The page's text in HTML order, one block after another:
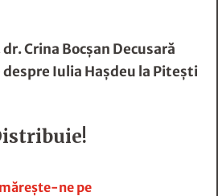
Crina Bocşan Decusară
Iulia Haşdeu la Piteşti
ne pe